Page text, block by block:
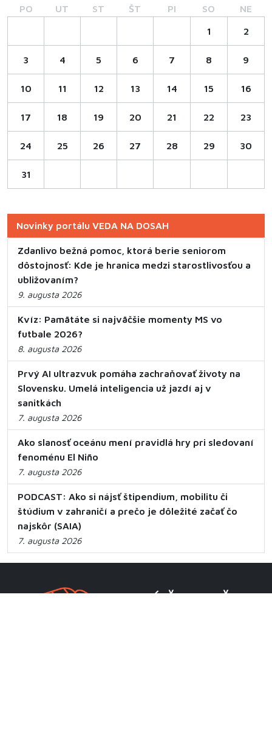
PO UT ST ŠT PI SO NE
1 2
3 4 5 6 7 8 9
10 11 12 13 14 15 16
17 18 19 20 21 22 23
24 25 26 27 28 29 30
31
Novinky portálu VEDA NA DOSAH
Zdanlivo bežná pomoc, ktorá berie seniorom
dôstojnosť: Kde je hranica medzi starostlivosťou a
ubližovaním?
9. augusta 2026
Kvíz: Pamätáte si najväčšie momenty MS vo
futbale 2026?
8. augusta 2026
Prvý AI ultrazvuk pomáha zachraňovať životy na
Slovensku. Umelá inteligencia už jazdí aj v
sanitkách
7. augusta 2026
Ako slanosť oceánu mení pravidlá hry pri sledovaní
fenoménu El Niño
7. augusta 2026
PODCAST: Ako si nájsť štipendium, mobilitu či
štúdium v zahraničí a prečo je dôležité začať čo
najskôr (SAIA)
7. augusta 2026